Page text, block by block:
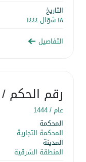
التاريخ
١٨ شوّال ١٤٤٤
التفاصيل
رقم الحكم/ 4430423119
عام /1444
المحكمة
المحكمة التجارية
المدينة
المنطقة الشرقية